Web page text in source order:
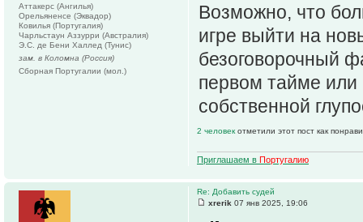
Возможно, что
игре выйти на
безоговорочный
первом тайме или
собственной
2 человек отметили этот пост как
Приглашаем в Португалию
Аттакерс (Ангилья)
Орельяненсе (Эквадор)
Ковилья (Португалия)
Чарльстаун Аззурри (Австралия)
Э.С. де Бени Халлед (Тунис)
зам. в Коломна (Россия)
Сборная Португалии (мол.)
Re: Добавить судей
xrerik 07 янв 2025, 19:06